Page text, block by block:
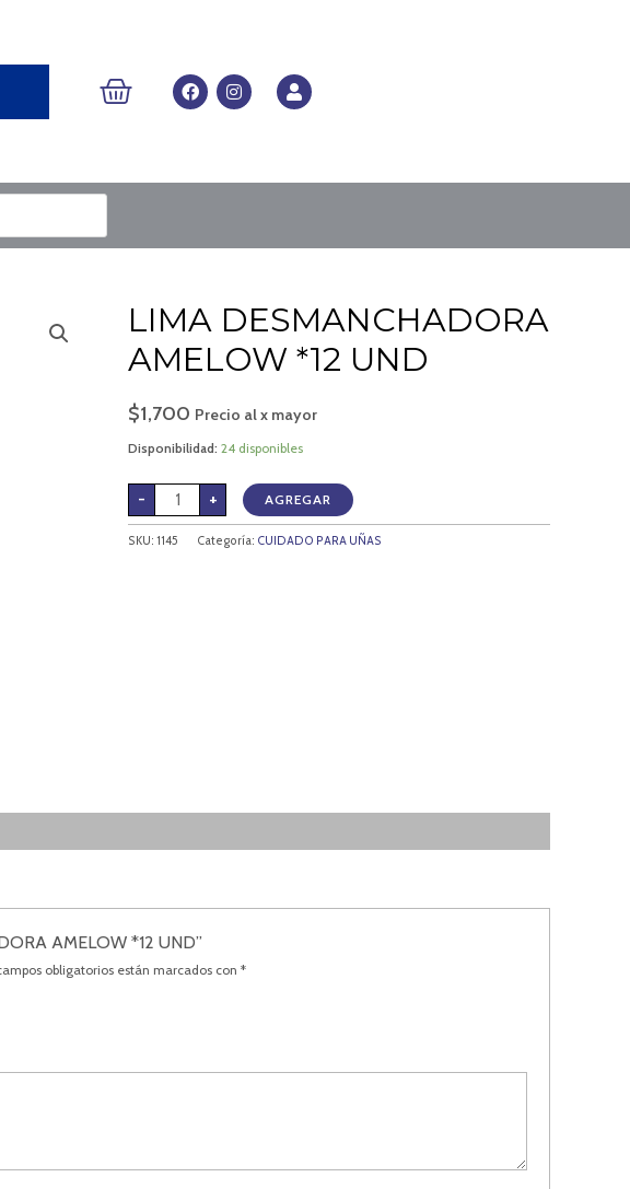
CARRITO
F
a
c
o
I
n
s
r
U
s
e
LIMA DESMANCHADORA
AMELOW *12 UND
$1,700 Precio al x mayor
Disponibilidad: 24 disponibles
-
LIMA
DESMANCHADORA
AMELOW
*12
UND
cantidad
+ AGREGAR
SKU:1145 Categoría: CUIDADO PARA UÑAS
AMELOW *12 UND”
obligatorios están marcados con*